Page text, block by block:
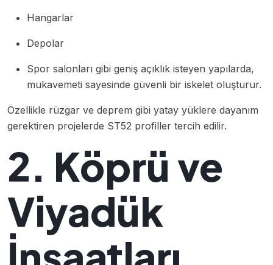
Hangarlar
Depolar
Spor salonları gibi geniş açıklık isteyen yapılarda,
mukavemeti sayesinde güvenli bir iskelet oluşturur.
Özellikle rüzgar ve deprem gibi yatay yüklere dayanım
gerektiren projelerde ST52 profiller tercih edilir.
2. Köprü ve
Viyadük